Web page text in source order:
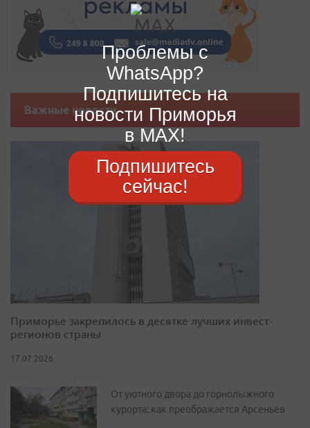
Важные новости
Приморье закрепилось в десятке лучших инвест-
регионов страны
17.07.2026
От уютного двора до горнолыжного
курорта: как преображается Арсеньев
Проблемы с
WhatsApp?
Подпишитесь на
новости Приморья
в MAX!
Подпишитесь
сейчас!